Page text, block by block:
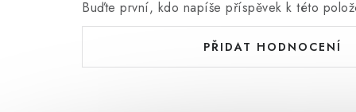
Buďte první, kdo napíše příspěvek k této
PŘIDAT HODNOCENÍ